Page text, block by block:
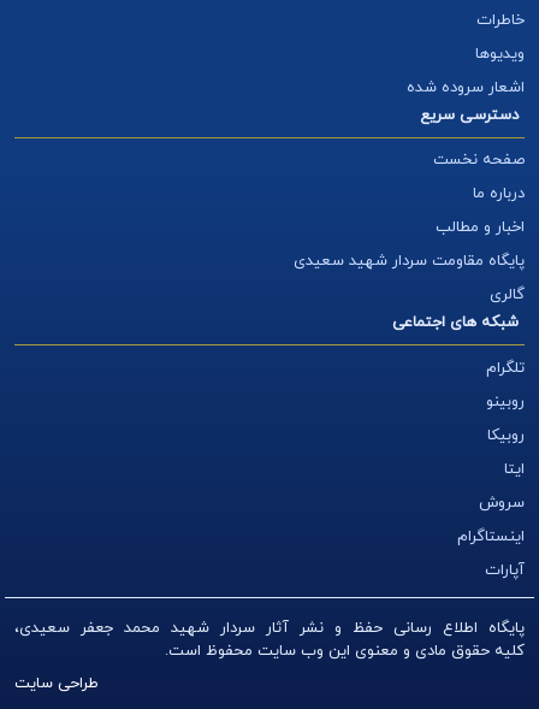
خاطرات
ویدیوها
اشعار سروده شده
دسترسی سریع
صفحه نخست
درباره ما
اخبار و مطالب
پایگاه مقاومت سردار شهید سعیدی
گالری
شبکه های اجتماعی
تلگرام
روبینو
روبیکا
ایتا
سروش
اینستاگرام
آپارات
پایگاه اطلاع رسانی حفظ و نشر آثار سردار شهید محمد جعفر سعیدی،
کلیه حقوق مادی و معنوی این وب سایت محفوظ است.
طراحی سایت